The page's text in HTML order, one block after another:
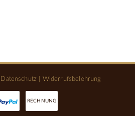
Datenschutz Widerrufsbelehrung
RECHNUNG